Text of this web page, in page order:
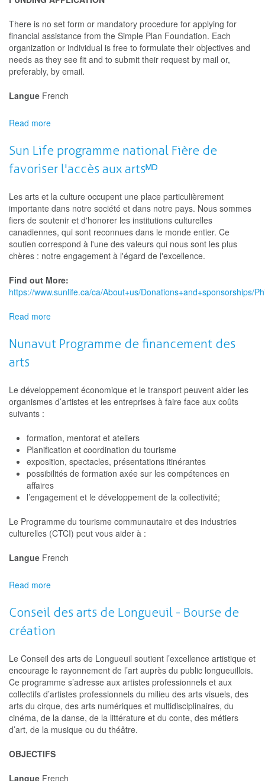
There is no set form or mandatory procedure for applying for
financial assistance from the Simple Plan Foundation. Each
organization or individual is free to formulate their objectives and
needs as they see fit and to submit their request by mail or,
preferably, by email.
Langue French
Read more
Simple
Plan
Sun Life programme national Fière de
favoriser l'accès aux artsᴹᴰ
Les arts et la culture occupent une place particulièrement
importante dans notre société et dans notre pays. Nous sommes
fiers de soutenir et d'honorer les institutions culturelles
canadiennes, qui sont reconnues dans le monde entier. Ce
soutien correspond à l'une des valeurs qui nous sont les plus
chères : notre engagement à l'égard de l'excellence.
Find out More:
https://www.sunlife.ca/ca/About+us/Donations+and+sponsorships/
Read more
Life
programme
de
favoriser
artsᴹᴰ
Nunavut Programme de financement des
arts
Le développement économique et le transport peuvent aider les
organismes d’artistes et les entreprises à faire face aux coûts
suivants :
formation, mentorat et ateliers
Planification et coordination du tourisme
exposition, spectacles, présentations itinérantes
possibilités de formation axée sur les compétences en
affaires
l’engagement et le développement de la collectivité;
Le Programme du tourisme communautaire et des industries
culturelles (CTCI) peut vous aider à :
Langue French
Read more
Programme
de
financement
arts
Conseil des arts de Longueuil - Bourse de
création
Le Conseil des arts de Longueuil soutient l’excellence artistique et
encourage le rayonnement de l’art auprès du public longueuillois.
Ce programme s’adresse aux artistes professionnels et aux
collectifs d’artistes professionnels du milieu des arts visuels, des
arts du cirque, des arts numériques et multidisciplinaires, du
cinéma, de la danse, de la littérature et du conte, des métiers
d’art, de la musique ou du théâtre.
OBJECTIFS
Langue French